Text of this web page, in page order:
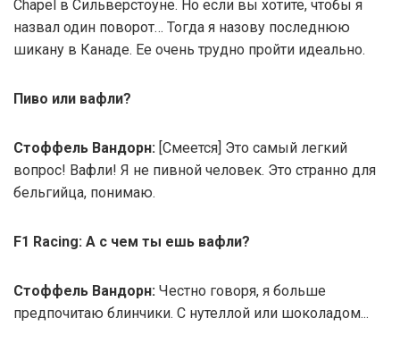
Chapel в Сильверстоуне. Но если вы хотите, чтобы я
назвал один поворот… Тогда я назову последнюю
шикану в Канаде. Ее очень трудно пройти идеально.
Пиво или вафли?
Стоффель Вандорн: [Смеется] Это самый легкий
вопрос! Вафли! Я не пивной человек. Это странно для
бельгийца, понимаю.
F1 Racing: А с чем ты ешь вафли?
Стоффель Вандорн: Честно говоря, я больше
предпочитаю блинчики. С нутеллой или шоколадом...